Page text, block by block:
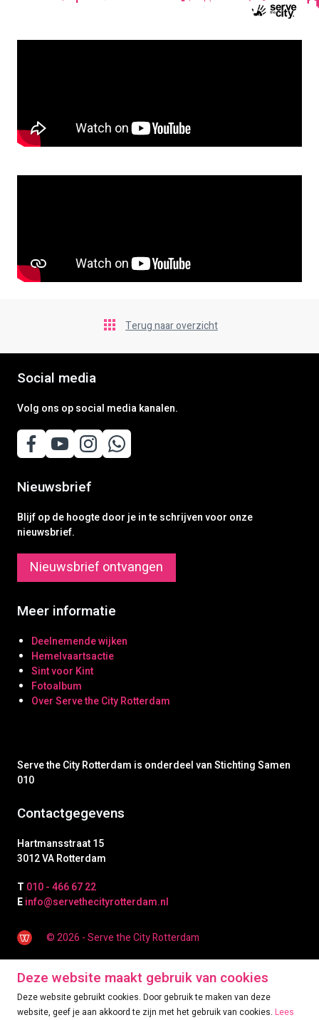
Terug naar overzicht
Social media
Volg ons op social media kanalen.
Nieuwsbrief
Blijf op de hoogte door je in te schrijven voor onze
nieuwsbrief.
Nieuwsbrief ontvangen
Meer informatie
Deelnemende wijken
Hemelvaartsactie
Sint voor Kint
Fotoalbum
Over Serve the City Rotterdam
Serve the City Rotterdam is onderdeel van Stichting Samen
010
Contactgegevens
Hartmansstraat 15
3012 VA Rotterdam
T 010 - 466 67 22
Einfo@servethecityrotterdam.nl
© 2026 - Serve the City Rotterdam
Deze website maakt gebruik van cookies
Deze website gebruikt cookies. Door gebruik te maken van deze
website, geef je aan akkoord te zijn met het gebruik van cookies. Lees